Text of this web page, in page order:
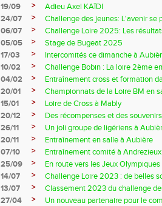
19/09
>
Adieu Axel KAÏDI
24/07
>
Challenge des jeunes: L'avenir se
06/07
>
Challenge Loire 2025: Les
05/05
>
Stage de Bugeat 2025
17/03
>
Intercomités ce dimanche à
10/02
>
Challenge Bobin : La loire 2ème
04/02
>
Entraînement cross et formation
20/01
>
Championnats de la Loire BM en
15/01
>
Loire de Cross à Mably
20/12
>
Des récompenses et des souvenirs
26/11
>
Un joli groupe de ligériens à
20/11
>
Entraînement en salle à Aubière
07/10
>
Entraînement comité à Andrezieux
25/09
>
En route vers les Jeux Olympiques
14/07
>
Challenge Loire 2023 : de belles
13/07
>
Classement 2023 du challenge
27/04
> Un nouveau partenaire pour le